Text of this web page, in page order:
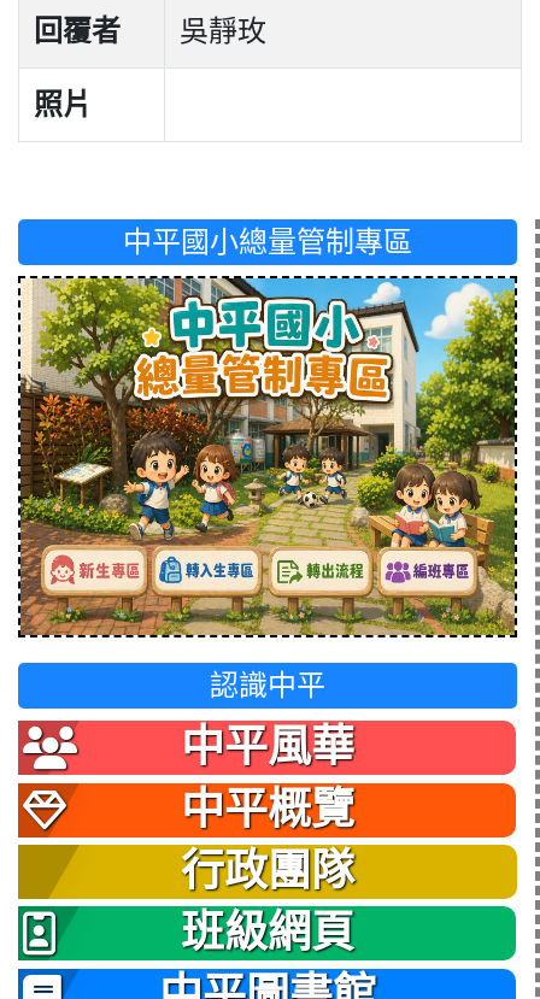
回覆者 吳靜玫
照片
中平國小總量管制專區
認識中平
中平風華
中平概覽
行政團隊
班級網頁